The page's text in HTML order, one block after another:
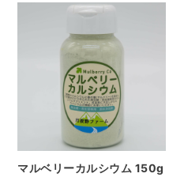
マルベリーカルシウム 150g